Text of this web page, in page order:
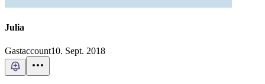
Julia
Gastaccount10. Sept. 2018